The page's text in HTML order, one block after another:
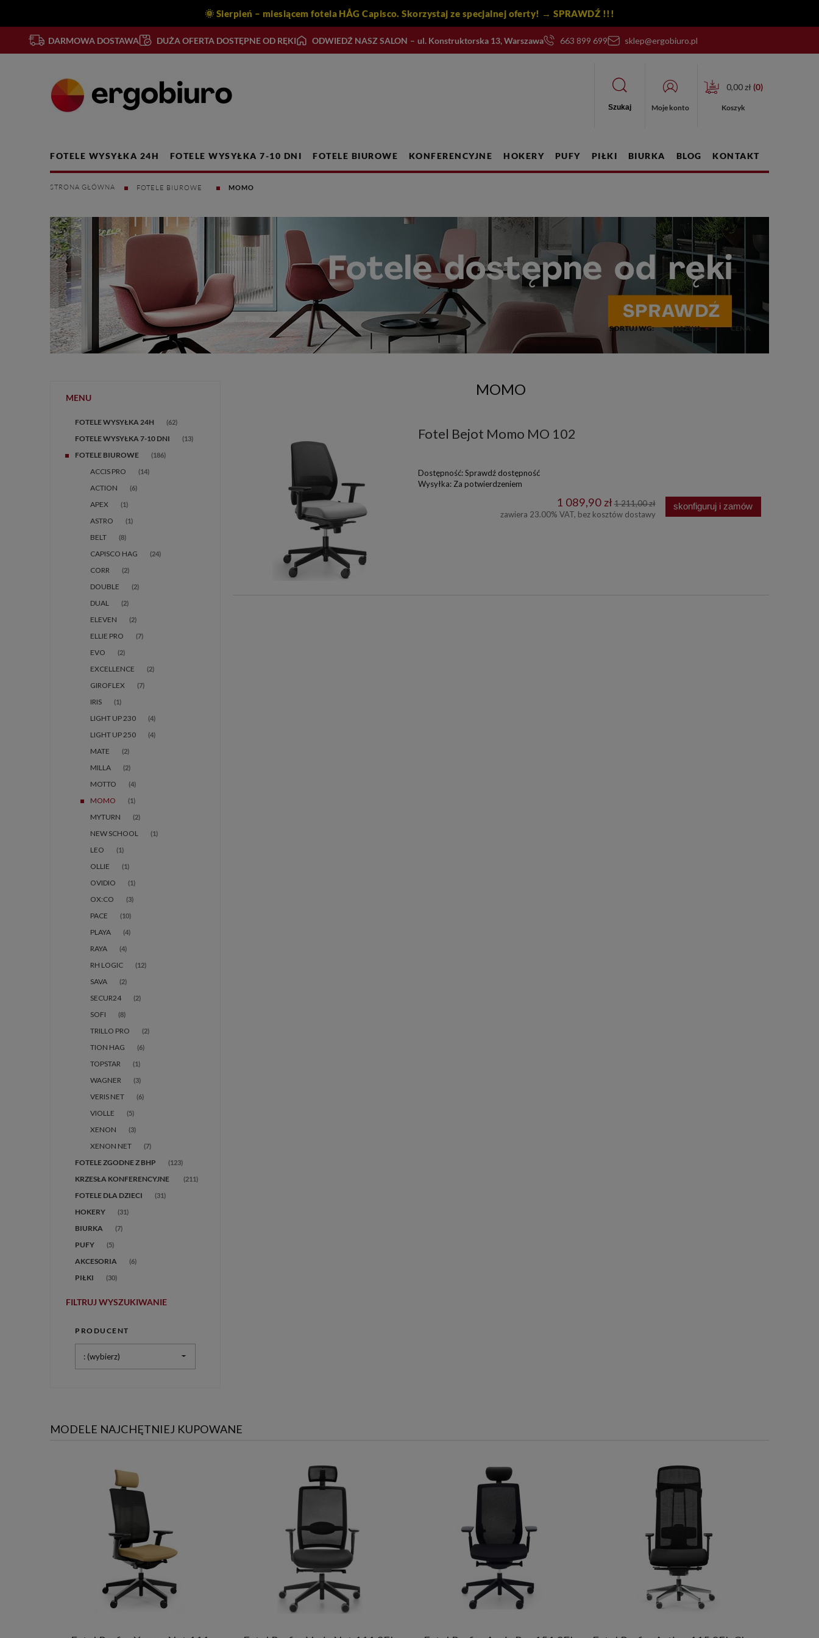
🌞 Sierpień – miesiącem fotela HÅG Capisco. Skorzystaj ze specjalnej oferty! → SPRAWDŹ !!!
DARMOWA DOSTAWA DUŻA OFERTA DOSTĘPNE OD RĘKI ODWIEDŹ NASZ SALON – ul. Konstruktorska 13, Warszawa 663 899 699 sklep@ergobiuro.pl
Szukaj Moje konto
0,00 zł (0)
Koszyk
FOTELE WYSYŁKA 24H FOTELE WYSYŁKA 7-10 DNI FOTELE BIUROWE KONFERENCYJNE HOKERY PUFY PIŁKI BIURKA BLOG KONTAKT
FOTELE BIUROWE MOMO
MENU
FOTELE WYSYŁKA 24H (62)
FOTELE WYSYŁKA 7-10 DNI (13)
FOTELE BIUROWE (186)
ACCIS PRO (14)
ACTION (6)
APEX (1)
ASTRO (1)
BELT (8)
CAPISCO HAG (24)
CORR (2)
DOUBLE (2)
DUAL (2)
ELEVEN (2)
ELLIE PRO (7)
EVO (2)
EXCELLENCE (2)
GIROFLEX (7)
IRIS (1)
LIGHT UP 230 (4)
LIGHT UP 250 (4)
MATE (2)
MILLA (2)
MOTTO (4)
MOMO (1)
MYTURN (2)
NEW SCHOOL (1)
LEO (1)
OLLIE (1)
OVIDIO (1)
OX:CO (3)
PACE (10)
PLAYA (4)
RAYA (4)
RH LOGIC (12)
SAVA (2)
SECUR24 (2)
SOFI (8)
TRILLO PRO (2)
TION HAG (6)
TOPSTAR (1)
WAGNER (3)
VERIS NET (6)
VIOLLE (5)
XENON (3)
XENON NET (7)
FOTELE ZGODNE Z BHP (123)
(211)
FOTELE DLA DZIECI (31)
HOKERY (31)
BIURKA (7)
PUFY (5)
AKCESORIA (6)
PIŁKI (30)
FILTRUJ WYSZUKIWANIE
PRODUCENT
: (wybierz)
MOMO
SORTUJ WG: NAZWA CENA
Fotel Bejot Momo MO 102
Dostępność: Sprawdź dostępność
Wysyłka: Za potwierdzeniem
1 089,90 zł 1 211,00 zł
zawiera 23.00% VAT, bez kosztów dostawy
skonfiguruj i zamów
MODELE NAJCHĘTNIEJ KUPOWANE